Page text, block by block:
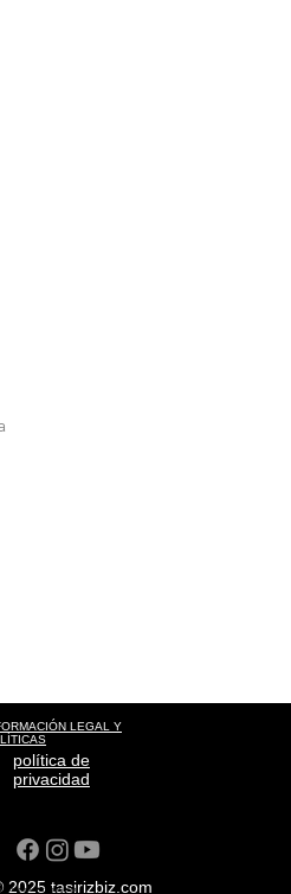
LEGAL Y
política de
privacidad
2025 tasirizbiz.com
moment transportation